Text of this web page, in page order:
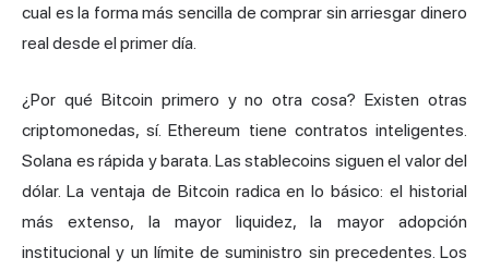
cual es la forma más sencilla de comprar sin arriesgar dinero
real desde el primer día.
¿Por qué Bitcoin primero y no otra cosa? Existen otras
criptomonedas, sí. Ethereum tiene contratos inteligentes.
Solana es rápida y barata. Las stablecoins siguen el valor del
dólar. La ventaja de Bitcoin radica en lo básico: el historial
más extenso, la mayor liquidez, la mayor adopción
institucional y un límite de suministro sin precedentes. Los